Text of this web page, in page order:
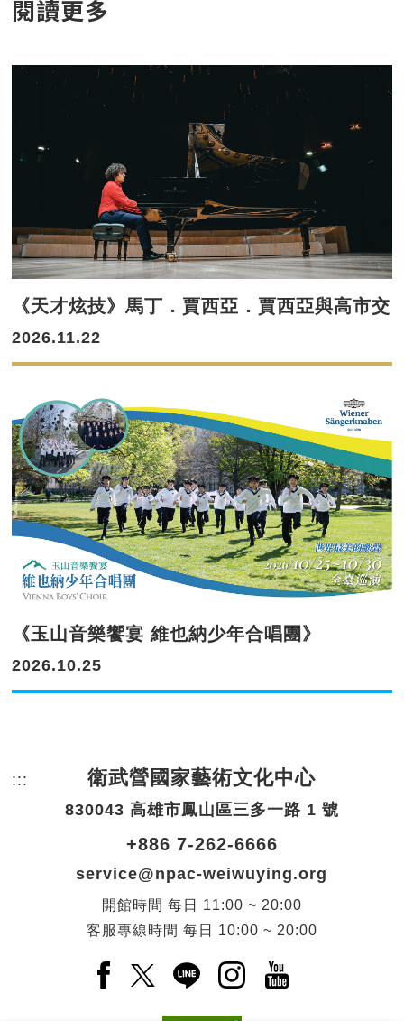
閱讀更多
《天才炫技》馬丁．賈西亞．賈西亞與高市交
2026.11.22
《玉山音樂饗宴 維也納少年合唱團》
2026.10.25
::: 頁尾網站資訊。
衛武營國家藝術文化中心
830043 高雄市鳳山區三多一路 1 號
+886 7-262-6666
service@npac-weiwuying.org
開館時間 每日
11:00 ~ 20:00
客服專線時間 每日 10:00 ~ 20:00
Facebook(另開新視窗)
X(另開新視窗)
LINE(另開新視窗)
Instagram(另開新視
YouTube(另開